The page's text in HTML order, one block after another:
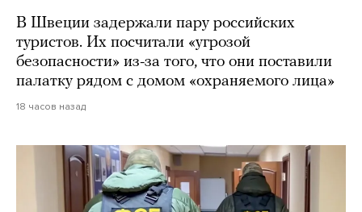
В Швеции задержали пару российских
туристов. Их посчитали «угрозой
безопасности» из-за того, что они поставили
палатку рядом с домом «охраняемого лица»
18 часов назад